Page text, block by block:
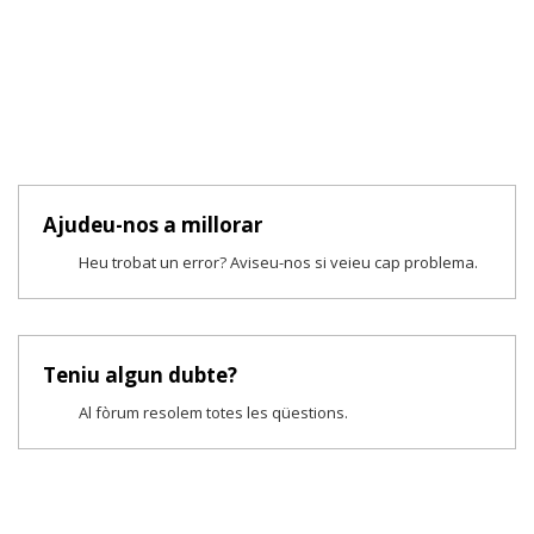
Ajudeu-nos a millorar
Heu trobat un error? Aviseu-nos si veieu cap problema.
Teniu algun dubte?
Al fòrum resolem totes les qüestions.